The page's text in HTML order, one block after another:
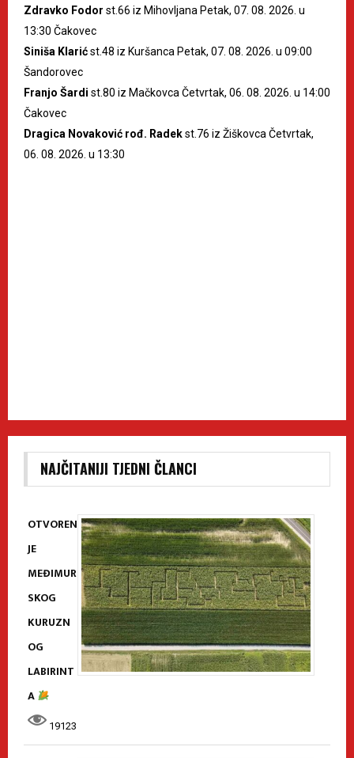
Zdravko Fodor st.66 iz Mihovljana Petak, 07. 08. 2026. u
13:30 Čakovec
Siniša Klarićst.48 iz Kuršanca Petak, 07. 08. 2026. u 09:00
Šandorovec
Franjo Šardi st.80 iz Mačkovca Četvrtak, 06. 08. 2026. u 14:00
Čakovec
Dragica Novaković rođ. Radekst.76 iz Žiškovca Četvrtak,
06. 08. 2026. u 13:30
NAJČITANIJI TJEDNI ČLANCI
OTVOREN
JE
MEĐIMUR
SKOG
KURUZN
OG
LABIRINT
A
19123